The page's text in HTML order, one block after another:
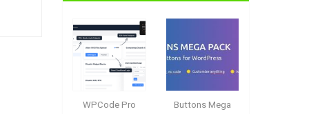
WPCode Pro
Buttons Mega